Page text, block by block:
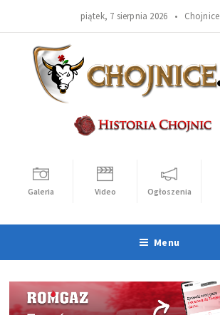
piątek, 7 sierpnia 2026 • Chojnice
Galeria Video Ogłoszenia
Menu